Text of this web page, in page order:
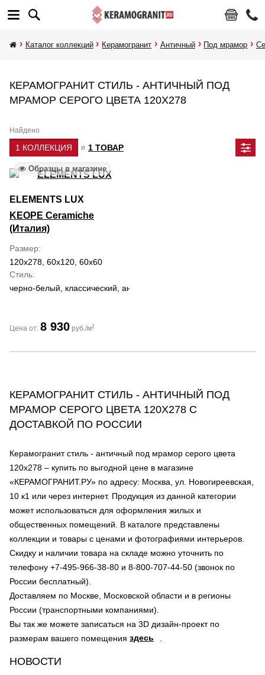
Каталог коллекций Керамогранит Античный Под мрамор
КЕРАМОГРАНИТ СТИЛЬ - АНТИЧНЫЙ ПОД
МРАМОР СЕРОГО ЦВЕТА 120Х278
Найдено
1 КОЛЛЕКЦИЯ и 1 ТОВАР
Образцы в магазине
ELEMENTS LUX
KEOPE Ceramiche
(Италия)
Размер
120x278, 60x120, 60x60
Стиль
черно-белый, классический, античный
Цена от: 8 930 руб./м2
КЕРАМОГРАНИТ СТИЛЬ - АНТИЧНЫЙ ПОД
МРАМОР СЕРОГО ЦВЕТА 120Х278 С
ДОСТАВКОЙ ПО РОССИИ
Керамогранит стиль - античный под мрамор серого цвета
120х278 – купить по выгодной цене в магазине
«КЕРАМОГРАНИТ.РУ» по адресу: Москва, ул. Новогиреевская,
10 к1 или через интернет. Продукция из данной категории
может использоваться для оформления жилых и
общественных помещений. В каталоге представлены
коллекции и товары с ценами и фотографиями интерьеров.
Скидку и наличии товара на складе можно уточнить по
телефону +7-495-966-38-80 и 8-800-707-44-50 (звонок по
России бесплатный).
Доставляем по Москве, Московской области и в регионы
России (транспортными компаниями).
Вы так же можете записаться на 3D дизайн-проект по
размерам вашего помещения здесь
НОВОСТИ